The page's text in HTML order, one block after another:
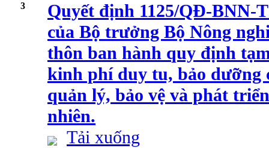
3
Quyết định 1125/QĐ-BNN-
của Bộ trưởng Bộ Nông
thôn ban hành quy định
kinh phí duy tu, bảo dưỡng
quản lý, bảo vệ và phát
nhiên.
Tải xuống